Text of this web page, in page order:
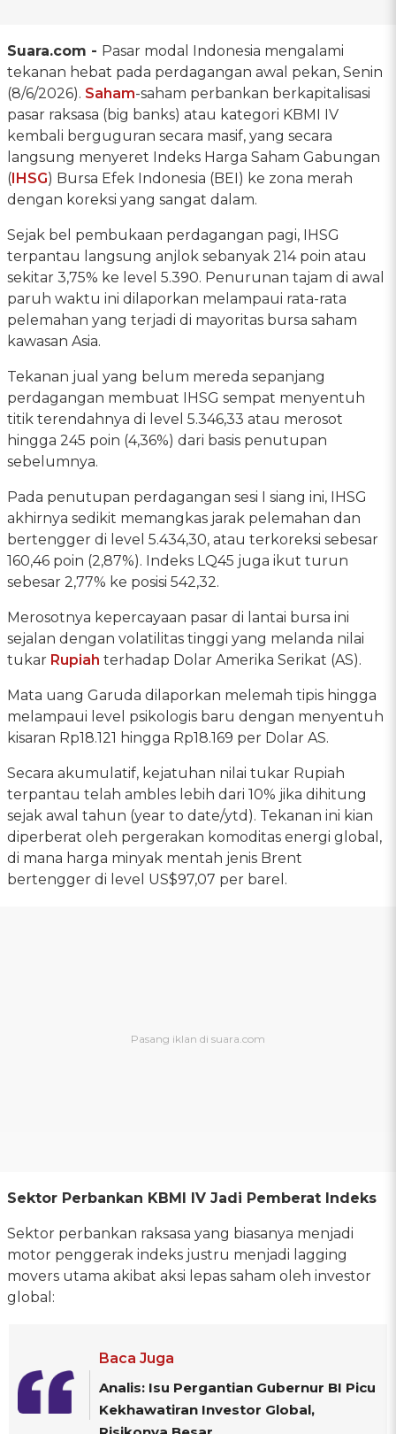
Suara.com - Pasar modal Indonesia mengalami
tekanan hebat pada perdagangan awal pekan, Senin
(8/6/2026). Saham-saham perbankan berkapitalisasi
pasar raksasa (big banks) atau kategori KBMI IV
kembali berguguran secara masif, yang secara
langsung menyeret Indeks Harga Saham Gabungan
(IHSG) Bursa Efek Indonesia (BEI) ke zona merah
dengan koreksi yang sangat dalam.
Sejak bel pembukaan perdagangan pagi, IHSG
terpantau langsung anjlok sebanyak 214 poin atau
sekitar 3,75% ke level 5.390. Penurunan tajam di awal
paruh waktu ini dilaporkan melampaui rata-rata
pelemahan yang terjadi di mayoritas bursa saham
kawasan Asia.
Tekanan jual yang belum mereda sepanjang
perdagangan membuat IHSG sempat menyentuh
titik terendahnya di level 5.346,33 atau merosot
hingga 245 poin (4,36%) dari basis penutupan
sebelumnya.
Pada penutupan perdagangan sesi I siang ini, IHSG
akhirnya sedikit memangkas jarak pelemahan dan
bertengger di level 5.434,30, atau terkoreksi sebesar
160,46 poin (2,87%). Indeks LQ45 juga ikut turun
sebesar 2,77% ke posisi 542,32.
Merosotnya kepercayaan pasar di lantai bursa ini
sejalan dengan volatilitas tinggi yang melanda nilai
tukar Rupiah terhadap Dolar Amerika Serikat (AS).
Mata uang Garuda dilaporkan melemah tipis hingga
melampaui level psikologis baru dengan menyentuh
kisaran Rp18.121 hingga Rp18.169 per Dolar AS.
Secara akumulatif, kejatuhan nilai tukar Rupiah
terpantau telah ambles lebih dari 10% jika dihitung
sejak awal tahun (year to date/ytd). Tekanan ini kian
diperberat oleh pergerakan komoditas energi global,
di mana harga minyak mentah jenis Brent
bertengger di level US$97,07 per barel.
Sektor Perbankan KBMI IV Jadi Pemberat Indeks
Sektor perbankan raksasa yang biasanya menjadi
motor penggerak indeks justru menjadi lagging
movers utama akibat aksi lepas saham oleh investor
global:
Baca Juga
Analis: Isu Pergantian Gubernur BI Picu
Kekhawatiran Investor Global,